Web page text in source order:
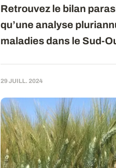
Retrouvez le bilan
qu’une analyse
maladies dans le Sud-
29 JUILL. 2024